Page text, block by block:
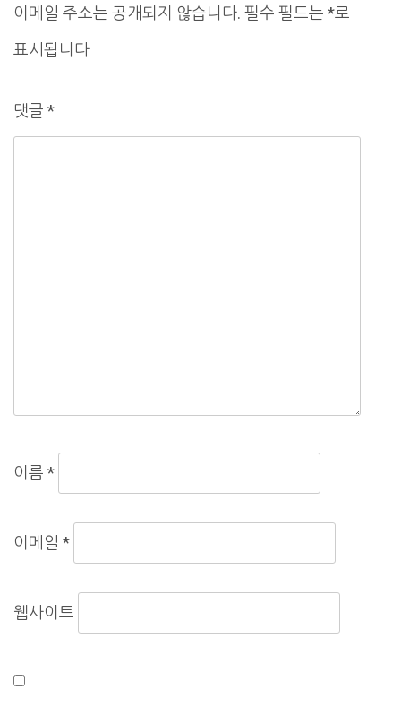
션
이메일 주소는 공개되지 않습니다. 필수 필드는 *로
표시됩니다
댓글 *
이름 *
이메일 *
웹사이트